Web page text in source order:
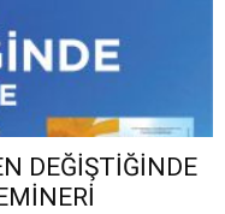
DEĞİŞTİĞİNDE